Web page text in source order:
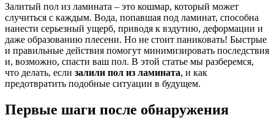
Залитый пол из ламината – это кошмар, который может
случиться с каждым. Вода, попавшая под ламинат, способна
нанести серьезный ущерб, приводя к вздутию, деформации и
даже образованию плесени. Но не стоит паниковать! Быстрые
и правильные действия помогут минимизировать последствия
и, возможно, спасти ваш пол. В этой статье мы разберемся,
что делать, если залили пол из ламината, и как
предотвратить подобные ситуации в будущем.
Первые шаги после обнаружения